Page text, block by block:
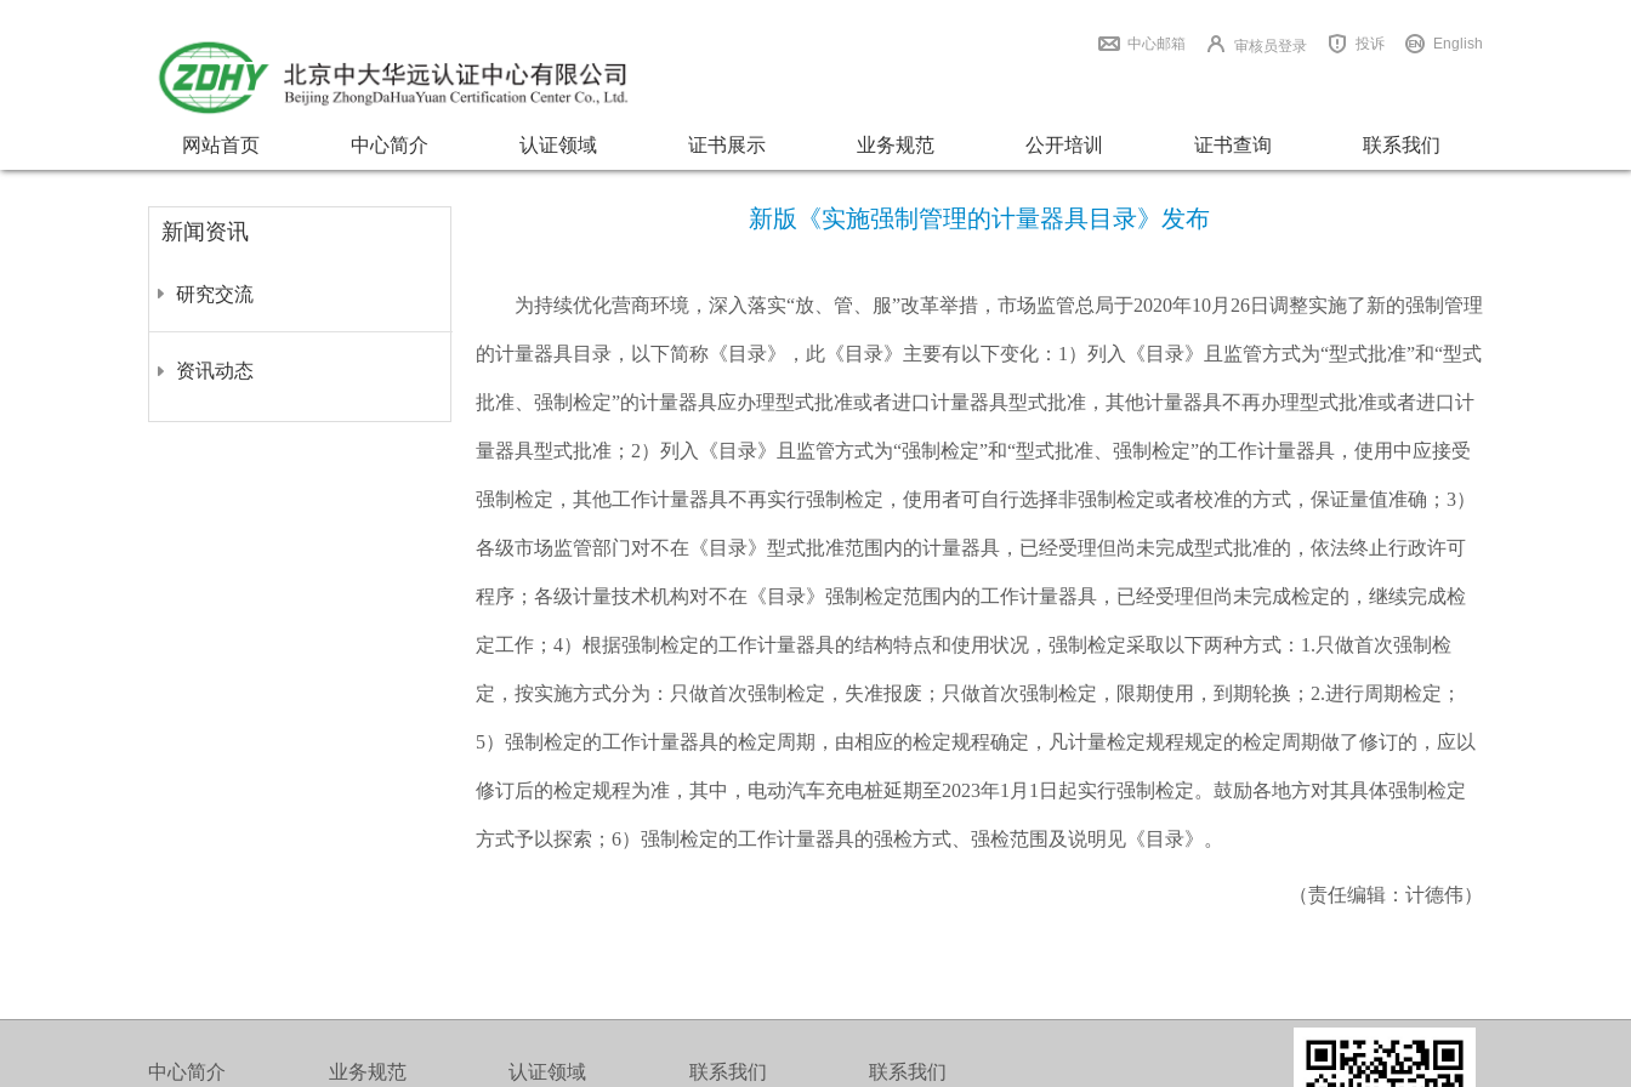
English
投诉
审核员登录
中心邮箱
网站首页 中心简介 认证领域 证书展示 业务规范 公开培训 证书查询 联系我们
新版《实施强制管理的计量器具目录》发布
为持续优化营商环境，深入落实“放、管、服”改革举措，市场监管总局于2020年10月26日调整实施了新的强制管理
的计量器具目录，以下简称《目录》，此《目录》主要有以下变化：1）列入《目录》且监管方式为“型式批准”和“型式
批准、强制检定”的计量器具应办理型式批准或者进口计量器具型式批准，其他计量器具不再办理型式批准或者进口计
量器具型式批准；2）列入《目录》且监管方式为“强制检定”和“型式批准、强制检定”的工作计量器具，使用中应接受
强制检定，其他工作计量器具不再实行强制检定，使用者可自行选择非强制检定或者校准的方式，保证量值准确；3）
各级市场监管部门对不在《目录》型式批准范围内的计量器具，已经受理但尚未完成型式批准的，依法终止行政许可
程序；各级计量技术机构对不在《目录》强制检定范围内的工作计量器具，已经受理但尚未完成检定的，继续完成检
定工作；4）根据强制检定的工作计量器具的结构特点和使用状况，强制检定采取以下两种方式：1.只做首次强制检
定，按实施方式分为：只做首次强制检定，失准报废；只做首次强制检定，限期使用，到期轮换；2.进行周期检定；
5）强制检定的工作计量器具的检定周期，由相应的检定规程确定，凡计量检定规程规定的检定周期做了修订的，应以
修订后的检定规程为准，其中，电动汽车充电桩延期至2023年1月1日起实行强制检定。鼓励各地方对其具体强制检定
方式予以探索；6）强制检定的工作计量器具的强检方式、强检范围及说明见《目录》。
（责任编辑：计德伟）
新闻资讯
研究交流
资讯动态
中心简介 业务规范 认证领域 联系我们 联系我们